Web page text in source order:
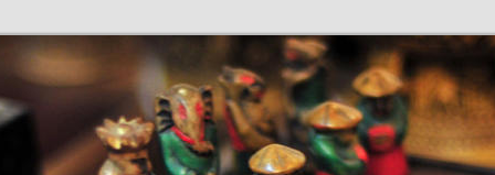
de Bachillerato